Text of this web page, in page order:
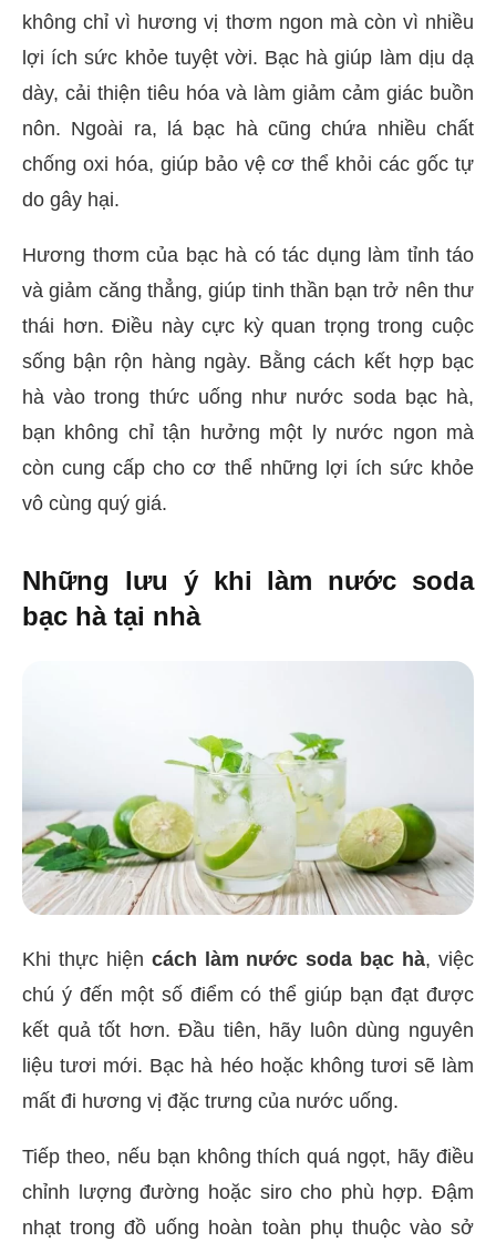
không chỉ vì hương vị thơm ngon mà còn vì nhiều
lợi ích sức khỏe tuyệt vời. Bạc hà giúp làm dịu dạ
dày, cải thiện tiêu hóa và làm giảm cảm giác buồn
nôn. Ngoài ra, lá bạc hà cũng chứa nhiều chất
chống oxi hóa, giúp bảo vệ cơ thể khỏi các gốc tự
do gây hại.
Hương thơm của bạc hà có tác dụng làm tỉnh táo
và giảm căng thẳng, giúp tinh thần bạn trở nên thư
thái hơn. Điều này cực kỳ quan trọng trong cuộc
sống bận rộn hàng ngày. Bằng cách kết hợp bạc
hà vào trong thức uống như nước soda bạc hà,
bạn không chỉ tận hưởng một ly nước ngon mà
còn cung cấp cho cơ thể những lợi ích sức khỏe
vô cùng quý giá.
Những lưu ý khi làm nước soda
bạc hà tại nhà
Khi thực hiện cách làm nước soda bạc hà, việc
chú ý đến một số điểm có thể giúp bạn đạt được
kết quả tốt hơn. Đầu tiên, hãy luôn dùng nguyên
liệu tươi mới. Bạc hà héo hoặc không tươi sẽ làm
mất đi hương vị đặc trưng của nước uống.
Tiếp theo, nếu bạn không thích quá ngọt, hãy điều
chỉnh lượng đường hoặc siro cho phù hợp. Đậm
nhạt trong đồ uống hoàn toàn phụ thuộc vào sở